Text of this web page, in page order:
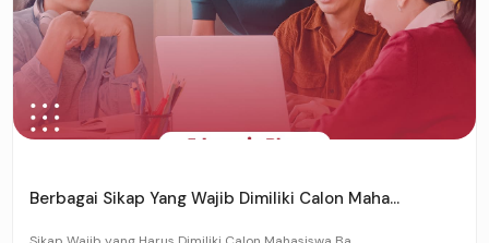
Berbagai Sikap Yang Wajib Dimiliki Calon Maha...